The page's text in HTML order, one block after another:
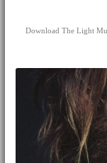
Download The Light